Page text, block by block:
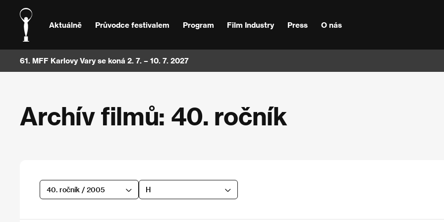
Aktuálně Průvodce festivalem Program Film Industry Press O nás
61. MFF Karlovy Vary se koná 2. 7. – 10. 7. 2027
Archív filmů: 40. ročník
40. ročník / 2005 H